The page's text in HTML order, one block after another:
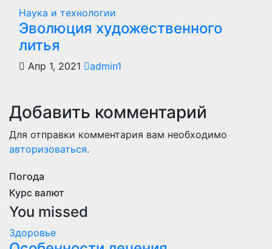
Наука и технологии
Эволюция художественного
литья
Апр 1, 2021 admin1
Добавить комментарий
Для отправки комментария вам необходимо
авторизоваться.
Погода
Курс валют
You missed
Здоровье